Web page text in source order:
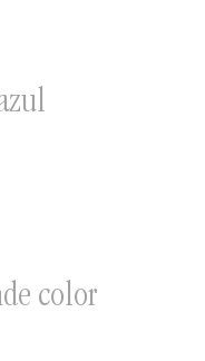
color